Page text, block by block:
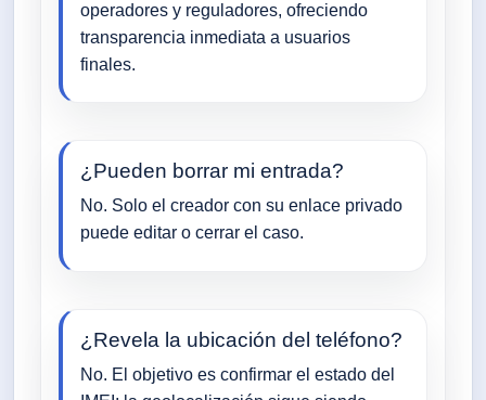
operadores y reguladores, ofreciendo
transparencia inmediata a usuarios
finales.
¿Pueden borrar mi entrada?
No. Solo el creador con su enlace privado
puede editar o cerrar el caso.
¿Revela la ubicación del teléfono?
No. El objetivo es confirmar el estado del